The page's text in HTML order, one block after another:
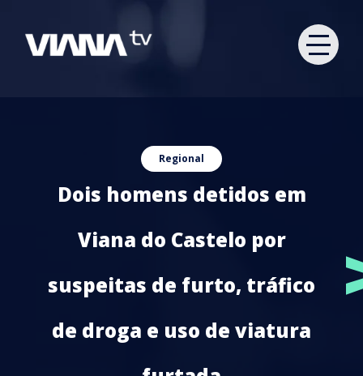
Regional
Dois homens detidos em
Viana do Castelo por
suspeitas de furto, tráfico
de droga e uso de viatura